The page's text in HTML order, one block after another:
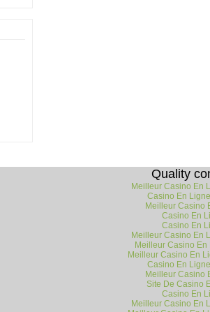
Quality
Meilleur Casino En
Casino En
Meilleur Casino
Casino En
Casino En
Meilleur Casino En
Meilleur Casino En
Meilleur Casino En
Casino En
Meilleur Casino
Site De Casino
Casino En
Meilleur Casino En